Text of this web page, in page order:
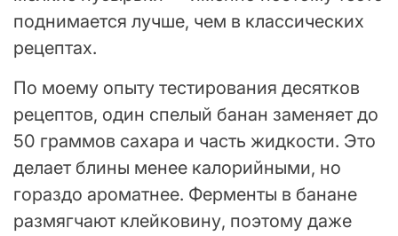
поднимается лучше, чем в классических
рецептах.
По моему опыту тестирования десятков
рецептов, один спелый банан заменяет до
50 граммов сахара и часть жидкости. Это
делает блины менее калорийными, но
гораздо ароматнее. Ферменты в банане
размягчают клейковину, поэтому даже